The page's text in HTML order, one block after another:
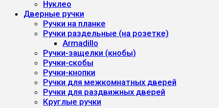
Нуклео
Дверные ручки
Ручки на планке
Ручки раздельные (на розетке)
Armadillo
Ручки-защелки (кнобы)
Ручки-скобы
Ручки-кнопки
Ручки для межкомнатных дверей
Ручки для раздвижных дверей
Круглые ручки